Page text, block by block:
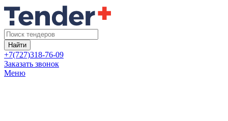
Найти
+7(727)318-76-09
Заказать звонок
Меню